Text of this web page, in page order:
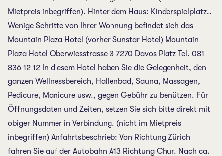
Mietpreis inbegriffen). Hinter dem Haus: Kinderspielplatz..
Wenige Schritte von Ihrer Wohnung befindet sich das
Mountain Plaza Hotel (vorher Sunstar Hotel) Mountain
Plaza Hotel Oberwiesstrasse 3 7270 Davos Platz Tel. 081
836 12 12 In diesem Hotel haben Sie die Gelegenheit, den
ganzen Wellnessbereich, Hallenbad, Sauna, Massagen,
Pedicure, Manicure usw., gegen Gebühr zu benützen. Für
Öffnungsdaten und Zeiten, setzen Sie sich bitte direkt mit
obiger Nummer in Verbindung. (nicht im Mietpreis
inbegriffen) Anfahrtsbeschrieb: Von Richtung Zürich
fahren Sie auf der Autobahn A13 Richtung Chur. Nach ca.